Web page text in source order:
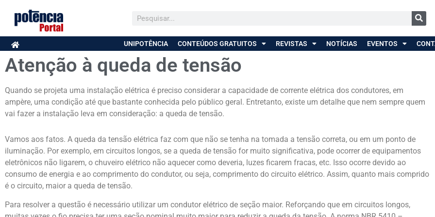
UNIPOTÊNCIA CONTEÚDOS GRATUITOS REVISTAS NOTÍCIAS EVENTOS
Atenção à queda de tensão
Quando se projeta uma instalação elétrica é preciso considerar a capacidade de corrente elétrica dos condutores, em
ampère, uma condição até que bastante conhecida pelo público geral. Entretanto, existe um detalhe que nem sempre quem
vai fazer a instalação leva em consideração: a queda de tensão.
Vamos aos fatos. A queda da tensão elétrica faz com que não se tenha na tomada a tensão correta, ou em um ponto de
iluminação. Por exemplo, em circuitos longos, se a queda de tensão for muito significativa, pode ocorrer de equipamentos
eletrônicos não ligarem, o chuveiro elétrico não aquecer como deveria, luzes ficarem fracas, etc. Isso ocorre devido ao
consumo de energia e ao comprimento do condutor, ou seja, comprimento do circuito elétrico. Assim, quanto mais comprido
é o circuito, maior a queda de tensão.
Para resolver a questão é necessário utilizar um condutor elétrico de seção maior. Reforçando que em circuitos longos,